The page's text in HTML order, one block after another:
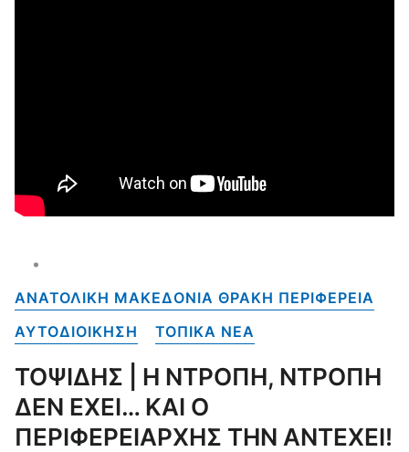
ΑΝΑΤΟΛΙΚΗ ΜΑΚΕΔΟΝΙΑ ΘΡΑΚΗ ΠΕΡΙΦΕΡΕΙΑ
ΑΥΤΟΔΙΟΙΚΗΣΗ
ΤΟΠΙΚΑ NEA
ΤΟΨΙΔΗΣ | Η ΝΤΡΟΠΗ, ΝΤΡΟΠΗ
ΔΕΝ ΕΧΕΙ… ΚΑΙ Ο
ΠΕΡΙΦΕΡΕΙΑΡΧΗΣ ΤΗΝ ΑΝΤΕΧΕΙ!